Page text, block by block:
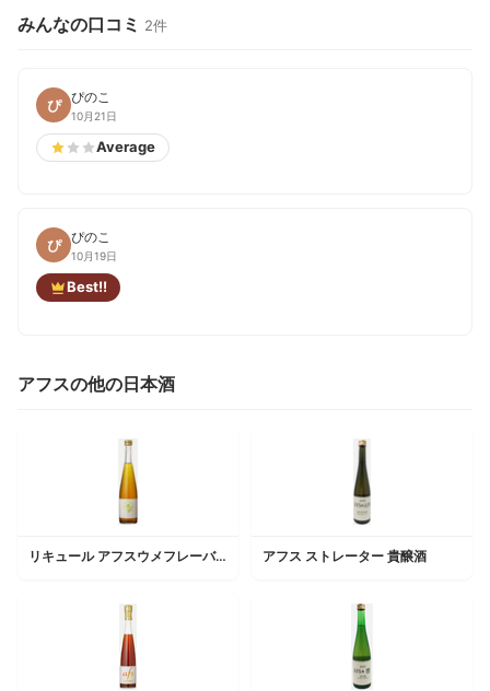
みんなの口コミ 2件
ぴ ぴのこ
10月21日
Average
ぴ ぴのこ
10月19日
Best!!
アフスの他の日本酒
リキュール アフスウメフレーバー アフス ストレーター 貴醸酒